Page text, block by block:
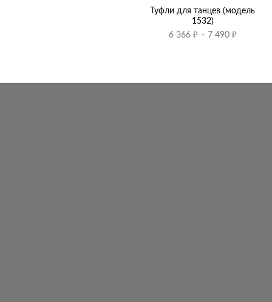
Туфли для танцев (модель
1532)
6 366 ₽ – 7 490 ₽
–